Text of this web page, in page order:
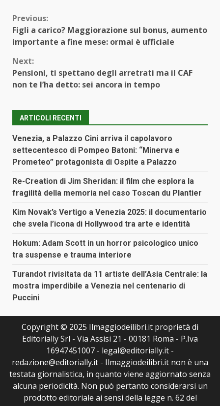
Continue
Reading
Previous:
Figli a carico? Maggiorazione sul bonus, aumento
importante a fine mese: ormai è ufficiale
Next:
Pensioni, ti spettano degli arretrati ma il CAF
non te l’ha detto: sei ancora in tempo
ARTICOLI RECENTI
Venezia, a Palazzo Cini arriva il capolavoro
settecentesco di Pompeo Batoni: “Minerva e
Prometeo” protagonista di Ospite a Palazzo
Re-Creation di Jim Sheridan: il film che esplora la
fragilità della memoria nel caso Toscan du Plantier
Kim Novak’s Vertigo a Venezia 2025: il documentario
che svela l’icona di Hollywood tra arte e identità
Hokum: Adam Scott in un horror psicologico unico
tra suspense e trauma interiore
Turandot rivisitata da 11 artiste dell’Asia Centrale: la
mostra imperdibile a Venezia nel centenario di
Puccini
Copyright © 2025 Ilmaggiodeilibri.it proprietà di
Editorially Srl - Via Assisi 21 - 00181 Roma - P.Iva
16947451007 - legal@editorially.it -
redazione@editorially.it - Ilmaggiodeilibri.it non è una
testata giornalistica, in quanto viene aggiornato senza
alcuna periodicità. Non può pertanto considerarsi un
prodotto editoriale ai sensi della legge n. 62 del